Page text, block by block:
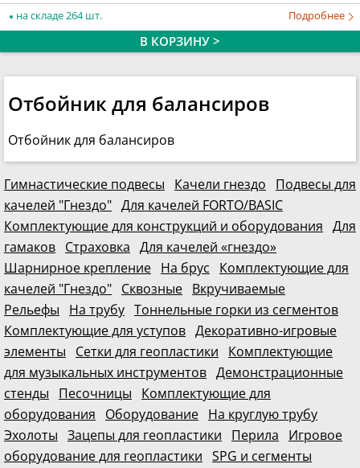
на складе 264 шт. Подробнее
В КОРЗИНУ >
Отбойник для балансиров
Отбойник для балансиров
Гимнастические подвесы Качели гнездо
Подвесы для
качелей "Гнездо" Для качелей FORTO/BASIC
Комплектующие для конструкций и оборудования Для
гамаков Страховка Для качелей «гнездо»
Шарнирное крепление На брус
Комплектующие для
качелей "Гнездо" Сквозные Вкручиваемые
Рельефы
На трубу Тоннельные горки из сегментов
Комплектующие для уступов Декоративно-игровые
элементы
Сетки для геопластики
Комплектующие
для музыкальных инструментов Демонстрационные
стенды
Песочницы
Комплектующие для
оборудования
Оборудование На круглую трубу
Эхолоты Зацепы для геопластики Перила
Игровое
оборудование для геопластики SPG и сегменты